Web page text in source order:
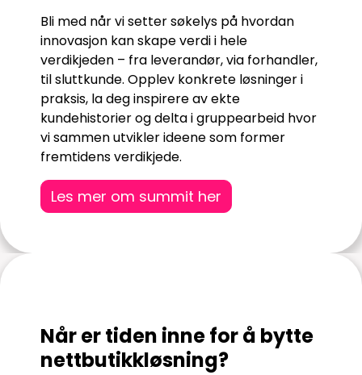
Bli med når vi setter søkelys på hvordan
innovasjon kan skape verdi i hele
verdikjeden – fra leverandør, via forhandler,
til sluttkunde. Opplev konkrete løsninger i
praksis, la deg inspirere av ekte
kundehistorier og delta i gruppearbeid hvor
vi sammen utvikler ideene som former
fremtidens verdikjede.
Les mer om summit her
Når er tiden inne for å bytte
nettbutikkløsning?